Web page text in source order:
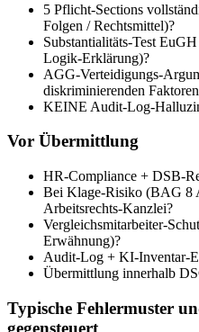
5 Pflicht-Sections
Folgen / Rechtsmittel)?
Substantialitäts-Test
Logik-Erklärung)?
AGG-Verteidigungs-
diskriminierenden
KEINE Audit-Log-
Vor Übermittlung
HR-Compliance + DSB-
Bei Klage-Risiko (BAG 8
Arbeitsrechts-Kanzlei?
Vergleichsmitarbeiter-
Erwähnung)?
Audit-Log + KI-Inventar-
Übermittlung innerhalb
Typische Fehlermuster
gegensteuert